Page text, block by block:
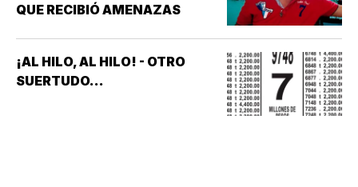
QUE RECIBIÓ AMENAZAS
¡AL HILO, AL HILO! - OTRO
SUERTUDO...